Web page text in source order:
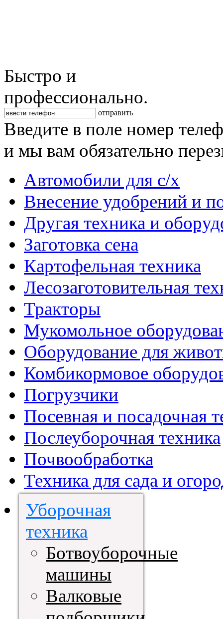
Быстро и
профессионально.
отправить
Введите в поле номер
и мы вам обязательно
Автомобили для с/х
Внесение удобрений и
Другая техника и
Заготовка сена
Картофельная техника
Лесозаготовительная
Тракторы
Мукомольное
Оборудование для
Комбикормовое
Погрузчики
Посевная и посадочная
Послеуборочная техника
Почвообработка
Техника для сада и
Уборочная
техника
Ботвоуборочные
машины
Валковые